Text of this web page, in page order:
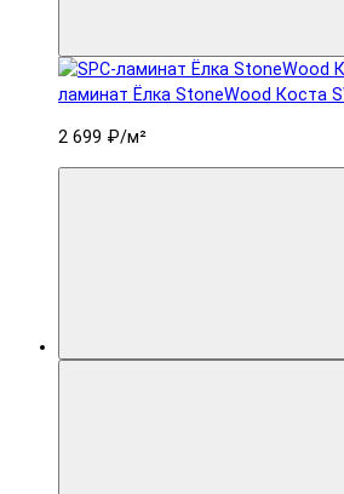
ламинат Ëлка StoneWood Коста
2 699 ₽/м²